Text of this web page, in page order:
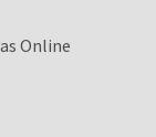
Online